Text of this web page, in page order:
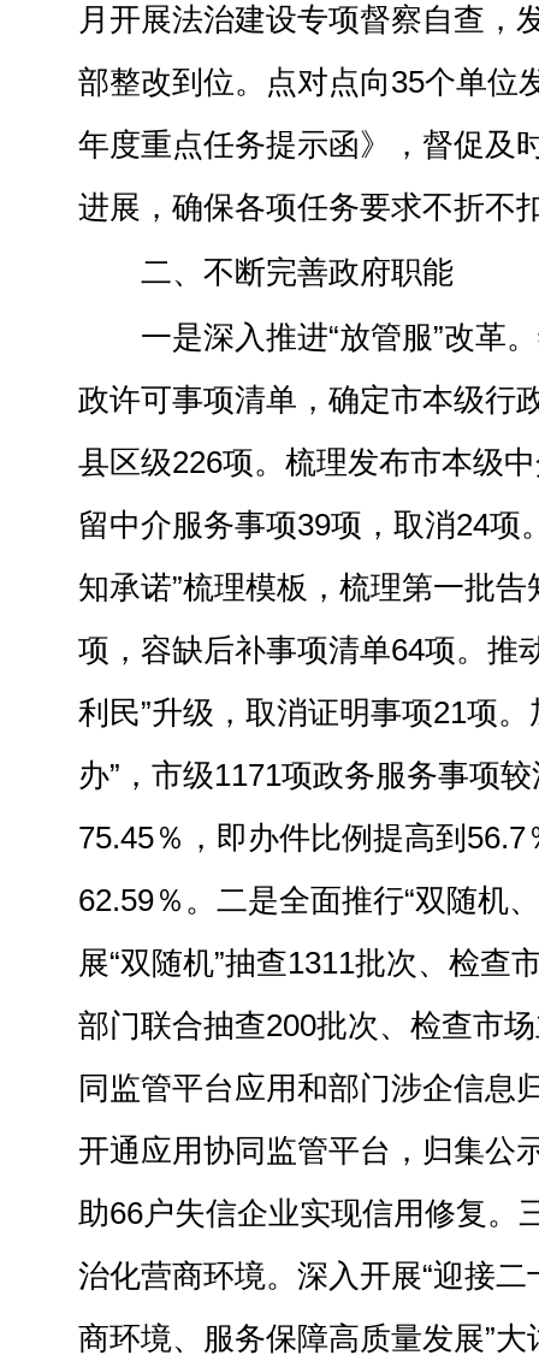
月开展法治建设专项督察自查，
部整改到位。
点对点向35个单位
年度重点任务提示函》，督促及
进展 ，确保各项任务要求不折不
二、不断完善政府职能
一是深入推进“放管服”改革。
政许可事项清单，确定市本级行
县区级226项。梳理发布市本级
留中介服务事项39项，取消24项
知承诺”梳理模板，梳理第一批
项，容缺后补事项清单64项。推
利民”升级，取消证明事项21项。
办”，市级1171项政务服务事项
75.45％，即办件比例提高到
62.59％。 二是全面推行“双随机
展“双随机”抽查1311批次、检查
部门联合抽查200批次、检查市
同监管平台应用和部门涉企信息
开通应用协同监管平台，归集公
助66户失信企业实现信用修复。
治化营商环境。 深入开展“迎接
商环境、服务保障高质量发展”